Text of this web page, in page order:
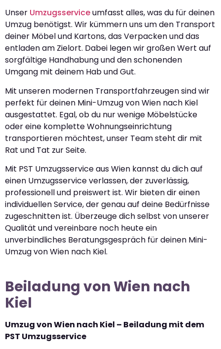
Unser Umzugsserviceumfasst alles, was du für deinen
Umzug benötigst. Wir kümmern uns um den Transport
deiner Möbel und Kartons, das Verpacken und das
entladen am Zielort. Dabei legen wir großen Wert auf
sorgfältige Handhabung und den schonenden
Umgang mit deinem Hab und Gut.
Mit unseren modernen Transportfahrzeugen sind wir
perfekt für deinen Mini-Umzug von Wien nach Kiel
ausgestattet. Egal, ob du nur wenige Möbelstücke
oder eine komplette Wohnungseinrichtung
transportieren möchtest, unser Team steht dir mit
Rat und Tat zur Seite.
Mit PST Umzugsservice aus Wien kannst du dich auf
einen Umzugsservice verlassen, der zuverlässig,
professionell und preiswert ist. Wir bieten dir einen
individuellen Service, der genau auf deine Bedürfnisse
zugeschnitten ist. Überzeuge dich selbst von unserer
Qualität und vereinbare noch heute ein
unverbindliches Beratungsgespräch für deinen Mini-
Umzug von Wien nach Kiel.
Beiladung von Wien nach
Kiel
Umzug von Wien nach Kiel – Beiladung mit dem
PST Umzugsservice